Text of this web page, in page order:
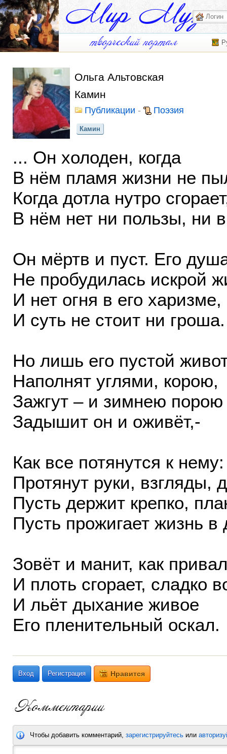
Ольга Альтовская
Камин
Публикации - Поэзия
Камин
... Он холоден, когда
В нём пламя жизни не
Когда дотла нутро
В нём нет ни пользы, ни
Он мёртв и пуст. Его
Не пробудилась искрой
И нет огня в его харизме,
И суть не стоит ни гроша.
Но лишь его пустой
Наполнят углями, корою,
Зажгут – и зимнею порою
Задышит он и оживёт,-
Как все потянутся к нему:
Протянут руки,
Пусть держит крепко,
Пусть прожигает жизнь
Зовёт и манит, как
И плоть сгорает, сладко
И льёт дыхание живое
Его пленительный оскал.
Вход Регистрация Нравится
Чтобы добавить комментарий, зарегистрируйтесь или